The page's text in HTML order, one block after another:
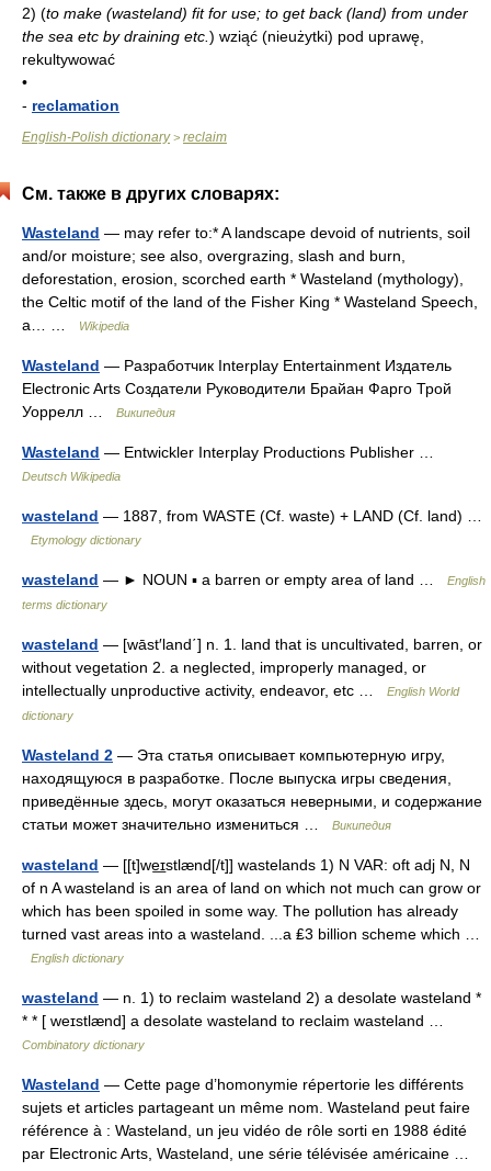
2) (to make (wasteland) fit for use; to get back (land) from under
the sea etc by draining etc. ) wziąć (nieużytki) pod uprawę,
rekultywować
•
- reclamation
English-Polish dictionary> reclaim
См. также в других словарях:
Wasteland — may refer to:* A landscape devoid of nutrients, soil
and/or moisture; see also, overgrazing, slash and burn,
deforestation, erosion, scorched earth * Wasteland (mythology),
the Celtic motif of the land of the Fisher King * Wasteland Speech,
a… …
Wikipedia
Wasteland — Разработчик Interplay Entertainment Издатель
Electronic Arts Создатели Руководители Брайан Фарго Трой
Уоррелл …
Википедия
Wasteland — Entwickler Interplay Productions Publisher …
Deutsch Wikipedia
wasteland — 1887, from WASTE (Cf. waste) + LAND (Cf. land) …
Etymology dictionary
wasteland — ► NOUN ▪ a barren or empty area of land …
English
terms dictionary
wasteland — [wāst′land΄] n. 1. land that is uncultivated, barren, or
without vegetation 2. a neglected, improperly managed, or
intellectually unproductive activity, endeavor, etc …
English World
dictionary
Wasteland 2 — Эта статья описывает компьютерную игру,
находящуюся в разработке. После выпуска игры сведения,
приведённые здесь, могут оказаться неверными, и содержание
статьи может значительно измениться …
Википедия
wasteland — [[t]we͟ɪstlænd[/t]] wastelands 1) N VAR: oft adj N, N
of n A wasteland is an area of land on which not much can grow or
which has been spoiled in some way. The pollution has already
turned vast areas into a wasteland. ...a ₤3 billion scheme which …
English dictionary
wasteland — n. 1) to reclaim wasteland 2) a desolate wasteland *
* * [ weɪstlænd] a desolate wasteland to reclaim wasteland …
Combinatory dictionary
Wasteland — Cette page d’homonymie répertorie les différents
sujets et articles partageant un même nom. Wasteland peut faire
référence à : Wasteland, un jeu vidéo de rôle sorti en 1988 édité
par Electronic Arts, Wasteland, une série télévisée américaine …